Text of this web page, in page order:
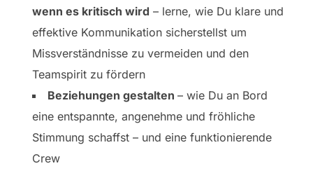
wenn es kritisch wird – lerne, wie Du klare und
effektive Kommunikation sicherstellst um
Missverständnisse zu vermeiden und den
Teamspirit zu fördern
Beziehungen gestalten – wie Du an Bord
eine entspannte, angenehme und fröhliche
Stimmung schaffst – und eine funktionierende
Crew